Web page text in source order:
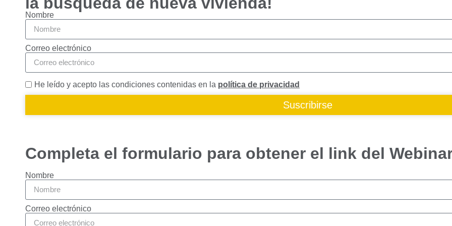
Estadísticas
Para que
podamos
mejorar la
funcionalidad
y estructura
de la web, en
base a cómo
se usa la
web.
nuestra web
funcione lo
mejor posible
durante tu
visita. Si
rechaza estas
cookies,
algunas
Nombre
Correo electrónico
He leído y acepto las condiciones contenidas en la política de privacidad
Suscribirse
Completa el formulario para obtener el link del
Nombre
Correo electrónico